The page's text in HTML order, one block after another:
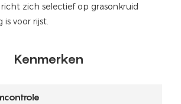
zich selectief op grasonkruid
is voor rijst.
Kenmerken